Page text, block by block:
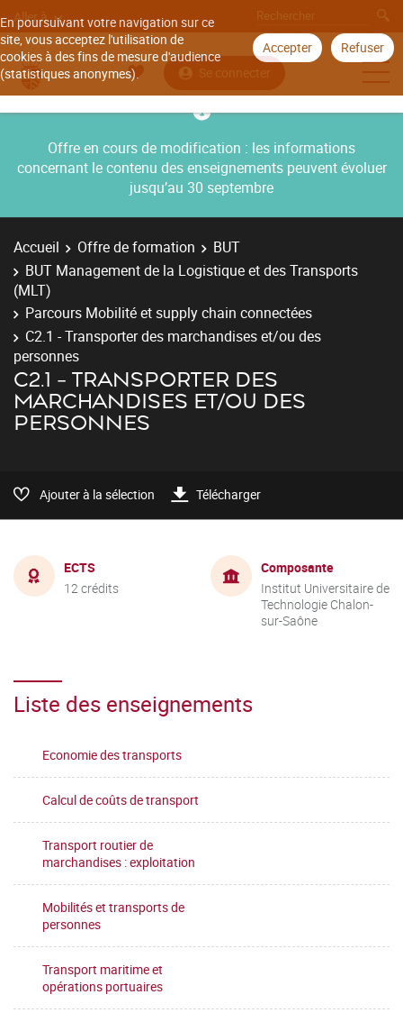
En poursuivant votre navigation sur ce
site, vous acceptez l'utilisation de
cookies à des fins de mesure d'audience
(statistiques anonymes).
Accepter Refuser
Aller à
Se connecter
Offre en cours de modification : les informations
concernant le contenu des enseignements peuvent évoluer
jusqu’au 30 septembre
Accueil Offre de formation
BUT
BUT Management de la Logistique et des Transports
(MLT)
Parcours Mobilité et supply chain connectées
C2.1 - Transporter des marchandises et/ou des
personnes
C2.1 - TRANSPORTER DES
MARCHANDISES ET/OU DES
PERSONNES
Ajouter à la sélection Télécharger
ECTS
12 crédits
Composante
Institut Universitaire de
Technologie Chalon-
sur-Saône
Liste des enseignements
Economie des transports
Calcul de coûts de transport
Transport routier de
marchandises : exploitation
Mobilités et transports de
personnes
Transport maritime et
opérations portuaires